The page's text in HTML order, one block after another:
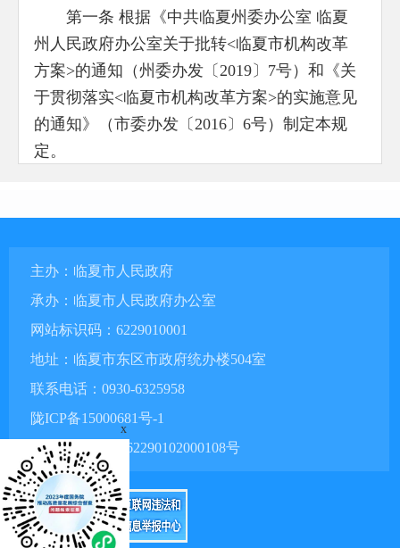
第一条 根据《中共临夏州委办公室 临夏
州人民政府办公室关于批转<临夏市机构改革
方案>的通知（州委办发〔2019〕7号）和《关
于贯彻落实<临夏市机构改革方案>的实施意见
的通知》（市委办发〔2016〕6号）制定本规
定。
导小组的直接领导，承担领导小组具体工作。
组织开展退役军人事务重大问题的政策研究，
协调督促有关方面落实市委退役军人事务工作
领导小组决定事项、工作部署和要求等。设置
市委退役军人事务工作领导小组办公室秘书
股，负责处理领导小组办公室日常事务。市退
役军人事务局内设机构根据工作需要承担领导
小组办公室相关工作，接受领导小组办公室的
统筹协调。
主办：临夏市人民政府
承办：临夏市人民政府办公室
网站标识码：6229010001
地址：临夏市东区市政府统办楼504室
联系电话：0930-6325958
陇ICP备15000681号-1
甘公网安备 62290102000108号
x